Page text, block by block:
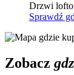
Drzwi
Sprawdź
Zobacz